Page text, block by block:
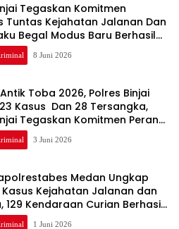
Tegaskan Komitmen
Tuntas Kejahatan Jalanan Dan
Begal Modus Baru Berhasil
Tim Cobra8 Juni 2026
Toba 2026, Polres Binjai
Kasus Dan 28 Tersangka,
Tegaskan Komitmen Perangi
Wilayah Hukumnya
3 Juni 2026
Medan Ungkap
Kejahatan Jalanan dan
129 Kendaraan Curian Berhasil
1 Juni 2026